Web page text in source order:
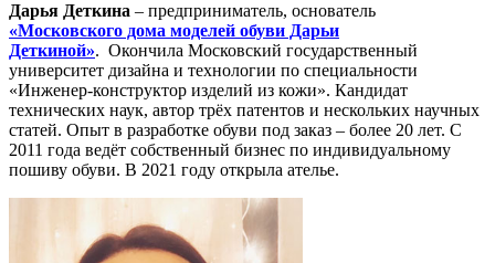
Дарья Деткина – предприниматель, основатель
«Московского дома моделей обуви Дарьи
Деткиной». Окончила Московский государственный
университет дизайна и технологии по специальности
«Инженер-конструктор изделий из кожи». Кандидат
технических наук, автор трёх патентов и нескольких научных
статей. Опыт в разработке обуви под заказ – более 20 лет. С
2011 года ведёт собственный бизнес по индивидуальному
пошиву обуви. В 2021 году открыла ателье.